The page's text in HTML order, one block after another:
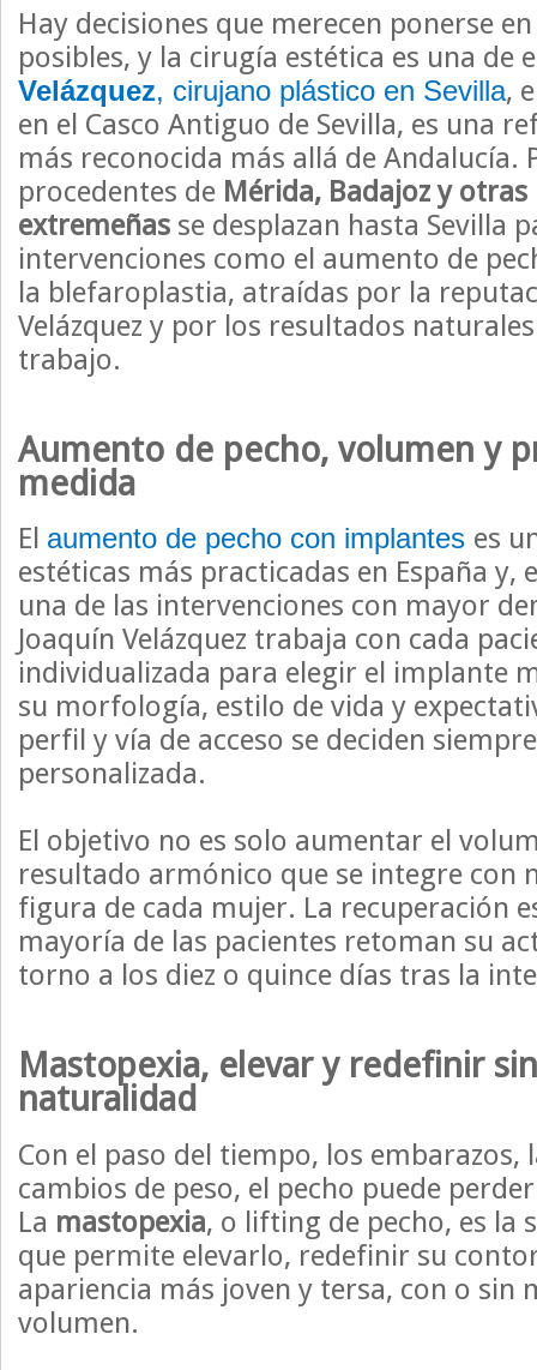
Hay decisiones que merecen ponerse
posibles, y la cirugía estética es una de
Velázquez, cirujano plástico en Sevilla,
en el Casco Antiguo de Sevilla, es una
más reconocida más allá de Andalucía.
procedentes de Mérida, Badajoz y otras
extremeñas se desplazan hasta Sevilla
intervenciones como el aumento de
la blefaroplastia, atraídas por la
Velázquez y por los resultados
trabajo.
Aumento de pecho, volumen y
medida
El aumento de pecho con implantes es
estéticas más practicadas en España y,
una de las intervenciones con mayor
Joaquín Velázquez trabaja con cada
individualizada para elegir el implante
su morfología, estilo de vida y
perfil y vía de acceso se deciden
personalizada.
El objetivo no es solo aumentar el
resultado armónico que se integre con
figura de cada mujer. La recuperación
mayoría de las pacientes retoman su
torno a los diez o quince días tras la
Mastopexia, elevar y redefinir
naturalidad
Con el paso del tiempo, los embarazos,
cambios de peso, el pecho puede
La mastopexia, o lifting de pecho, es la
que permite elevarlo, redefinir su
apariencia más joven y tersa, con o sin
volumen.